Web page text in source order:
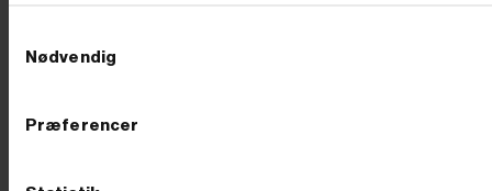
Nødvendig
Præferencer